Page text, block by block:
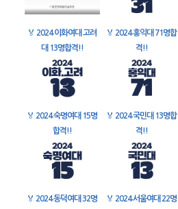
🏅 2024 이화여대 고려
대 13명합격!!
🏅 2024 홍익대 71명합
격!!
🏅 2024 숙명여대 15명
합격!!
🏅 2024 국민대 13명합
격!!
🏅 2024 동덕여대 32명
🏅 2024 서울여대 22명